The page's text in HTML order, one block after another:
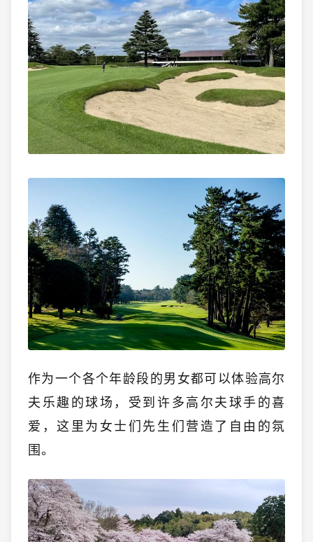
作为一个各个年龄段的男女都可以体验高尔
夫乐趣的球场，受到许多高尔夫球手的喜
爱，这里为女士们先生们营造了自由的氛
围。